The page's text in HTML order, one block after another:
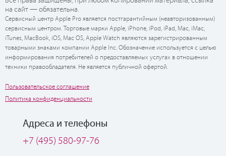
на сайт — обязательна.
Сервисный центр Apple Pro является постгарантийным (неавторизованным)
сервисным центром. Торговые марки Apple, iPhone, iPod, iPad, Mac, iMac,
iTunes, MacBook, iOS, Mac OS, Apple Watch являются зарегистрированным
товарными знаками компании Apple Inc. Обозначение используется с целью
информирования потребителей о предоставляемых услугах в отношении
техники правообладателя. Не является публичной офертой.
Пользовательское соглашение
Политика конфиденциальности
Адреса и телефоны
+7 (495) 580-97-76